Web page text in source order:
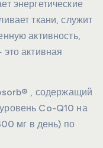
энергетические
ткани, служит
активность,
активная
, содержащий
Co-Q10 на
мг в день) по